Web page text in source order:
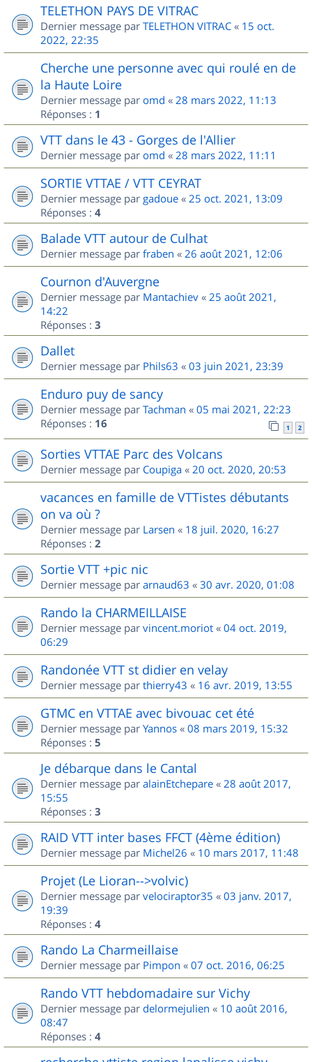
TELETHON PAYS DE VITRAC
Dernier message par TELETHON VITRAC « 15 oct.
2022, 22:35
Cherche une personne avec qui roulé en de
la Haute Loire
Dernier message par omd « 28 mars 2022, 11:13
Réponses : 1
VTT dans le 43 - Gorges de l'Allier
Dernier message par omd « 28 mars 2022, 11:11
SORTIE VTTAE / VTT CEYRAT
Dernier message par gadoue « 25 oct. 2021, 13:09
Réponses : 4
Balade VTT autour de Culhat
Dernier message par fraben « 26 août 2021, 12:06
Cournon d'Auvergne
Dernier message par Mantachiev « 25 août 2021,
14:22
Réponses : 3
Dallet
Dernier message par Phils63 « 03 juin 2021, 23:39
Enduro puy de sancy
Dernier message par Tachman « 05 mai 2021, 22:23
Réponses : 16 1 2
Sorties VTTAE Parc des Volcans
Dernier message par Coupiga « 20 oct. 2020, 20:53
vacances en famille de VTTistes débutants
on va où ?
Dernier message par Larsen « 18 juil. 2020, 16:27
Réponses : 2
Sortie VTT +pic nic
Dernier message par arnaud63 « 30 avr. 2020, 01:08
Rando la CHARMEILLAISE
Dernier message par vincent.moriot « 04 oct. 2019,
06:29
Randonée VTT st didier en velay
Dernier message par thierry43 « 16 avr. 2019, 13:55
GTMC en VTTAE avec bivouac cet été
Dernier message par Yannos « 08 mars 2019, 15:32
Réponses : 5
Je débarque dans le Cantal
Dernier message par alainEtchepare « 28 août 2017,
15:55
Réponses : 3
RAID VTT inter bases FFCT (4ème édition)
Dernier message par Michel26 « 10 mars 2017, 11:48
Projet (Le Lioran-->volvic)
Dernier message par velociraptor35 « 03 janv. 2017,
19:39
Réponses : 4
Rando La Charmeillaise
Dernier message par Pimpon « 07 oct. 2016, 06:25
Rando VTT hebdomadaire sur Vichy
Dernier message par delormejulien « 10 août 2016,
08:47
Réponses : 4